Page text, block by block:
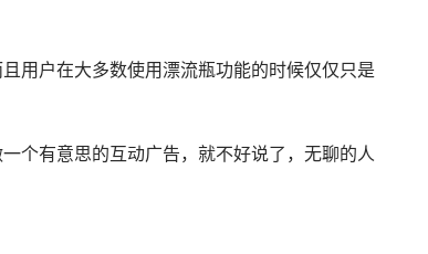
用户在大多数使用漂流瓶功能的时候仅仅只是
个有意思的互动广告，就不好说了，无聊的人